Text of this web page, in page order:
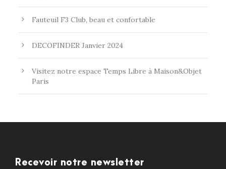
Fauteuil F3 Club, beau et confortable
DECOFINDER Janvier 2024
Visitez notre espace Temps Libre à Maison&Objet
Paris
Recevoir notre newsletter